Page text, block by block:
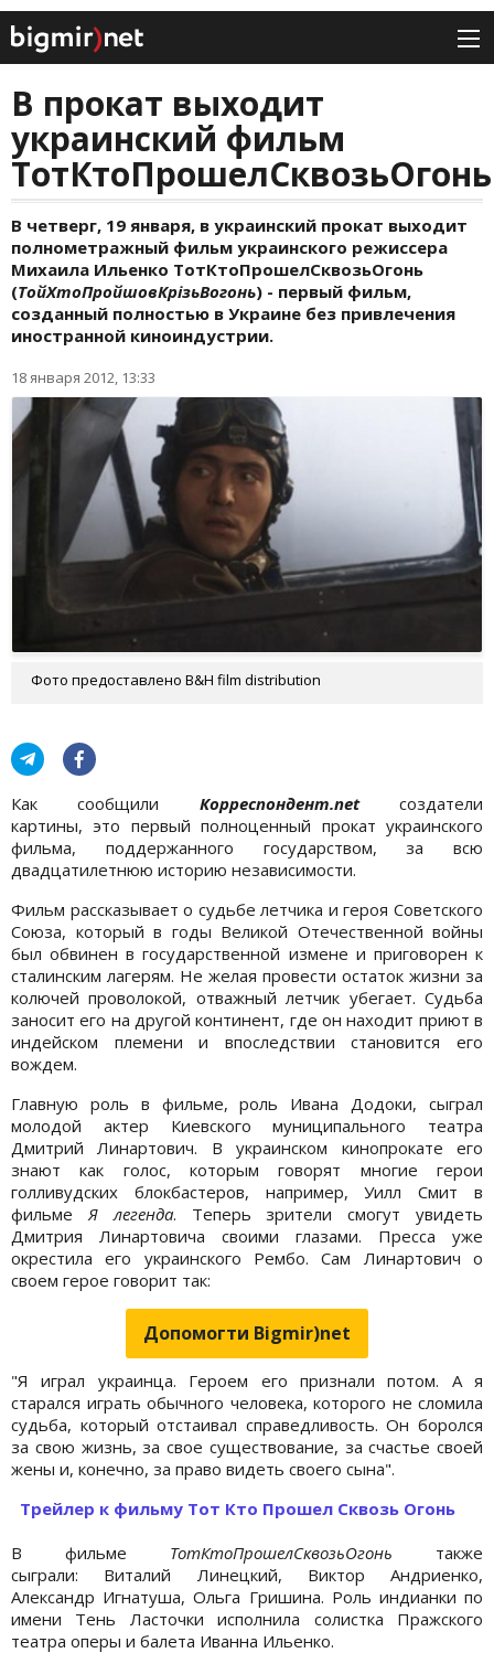
В прокат выходит
украинский фильм
ТотКтоПрошелСквозьОгонь
В четверг, 19 января, в украинский прокат выходит
полнометражный фильм украинского режиссера
Михаила Ильенко ТотКтоПрошелСквозьОгонь
(ТойХтоПройшовКрізьВогонь) - первый фильм,
созданный полностью в Украине без привлечения
иностранной киноиндустрии.
18 января 2012, 13:33
Фото предоставлено B&H film distribution
Как сообщили Корреспондент.netсоздатели
картины, это первый полноценный прокат украинского
фильма, поддержанного государством, за всю
двадцатилетнюю историю независимости.
Фильм рассказывает о судьбе летчика и героя Советского
Союза, который в годы Великой Отечественной войны
был обвинен в государственной измене и приговорен к
сталинским лагерям. Не желая провести остаток жизни за
колючей проволокой, отважный летчик убегает. Судьба
заносит его на другой континент, где он находит приют в
индейском племени и впоследствии становится его
вождем.
Главную роль в фильме, роль Ивана Додоки, сыграл
молодой актер Киевского муниципального театра
Дмитрий Линартович. В украинском кинопрокате его
знают как голос, которым говорят многие герои
голливудских блокбастеров, например, Уилл Смит в
фильме Я легенда. Теперь зрители смогут увидеть
Дмитрия Линартовича своими глазами. Пресса уже
окрестила его украинского Рембо. Сам Линартович о
своем герое говорит так:
Допомогти Bigmir)net
"Я играл украинца. Героем его признали потом. А я
старался играть обычного человека, которого не сломила
судьба, который отстаивал справедливость. Он боролся
за свою жизнь, за свое существование, за счастье своей
жены и, конечно, за право видеть своего сына".
Трейлер к фильму Тот Кто Прошел Сквозь Огонь
В фильме ТотКтоПрошелСквозьОгонь также
сыграли: Виталий Линецкий, Виктор Андриенко,
Александр Игнатуша, Ольга Гришина. Роль индианки по
имени Тень Ласточки исполнила солистка Пражского
театра оперы и балета Иванна Ильенко.